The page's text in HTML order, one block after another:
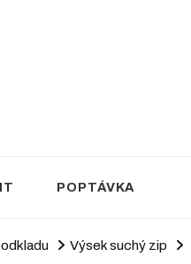
POPTÁVKA
Výsek suchý zip